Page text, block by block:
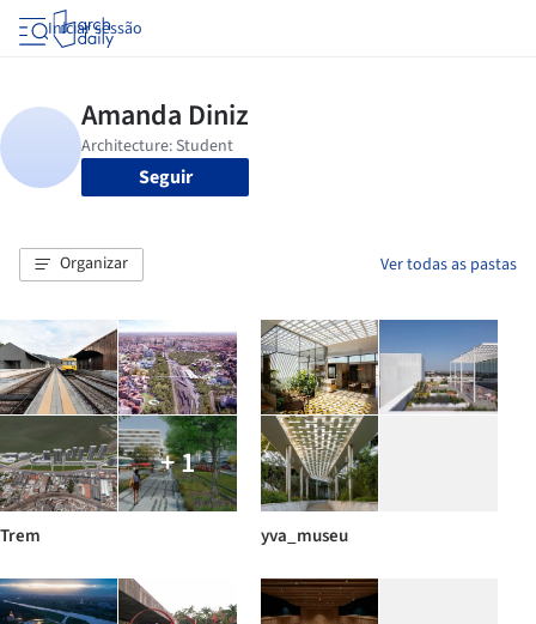
Iniciar sessão
Seguir
Organizar Ver todas as pastas
+ 1
Trem yva_museu